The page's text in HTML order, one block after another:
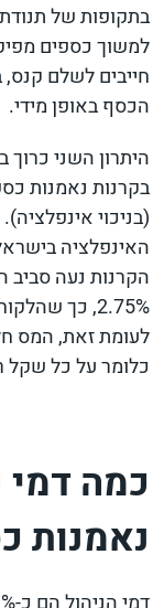
בתקופות של
למשוך כספים
חייבים לשלם
הכסף באופן מידי.
היתרון השני
(בניכוי אינפלציה).
הקרנות נעה
2.75%, כך שהלקוחות לא משלמים מיסים. על פיקדונות.
כלומר על כל שקל רווח,
כמה דמי
נאמנות